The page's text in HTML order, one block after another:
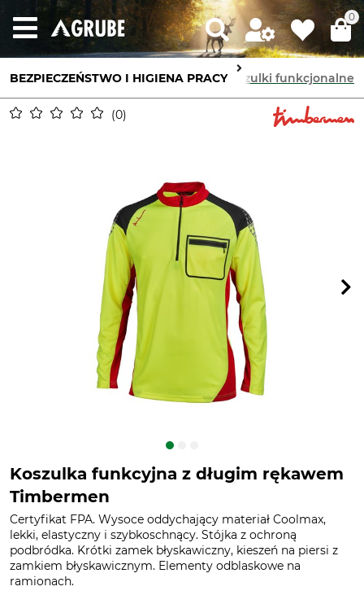
0
BEZPIECZEŃSTWO I HIGIENA PRACY
Ochrona ciałaBielizna funkcjonalnaKoszulki funkcjonalne
0
Koszulka funkcyjna z długim rękawem
Timbermen
Certyfikat FPA. Wysoce oddychający materiał Coolmax,
lekki, elastyczny i szybkoschnący. Stójka z ochroną
podbródka. Krótki zamek błyskawiczny, kieszeń na piersi z
zamkiem błyskawicznym. Elementy odblaskowe na
ramionach.